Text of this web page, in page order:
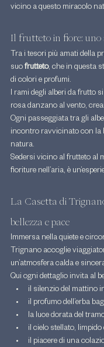
vicino a questo miracolo
Il frutteto in fiore: uno
Tra i tesori più amati della
suo frutteto, che in questa
di colori e profumi.
I rami degli alberi da frutto
rosa danzano al vento,
Ogni passeggiata tra gli
incontro ravvicinato con la
natura.
Sedersi vicino al frutteto al
fioriture nell’aria, è
La Casetta di
bellezza e pace
Immersa nella quiete e
Trignano accoglie
un’atmosfera calda e
Qui ogni dettaglio invita al
il silenzio del mattino
il profumo dell’erba
la luce dorata del
il cielo stellato,
il piacere di una